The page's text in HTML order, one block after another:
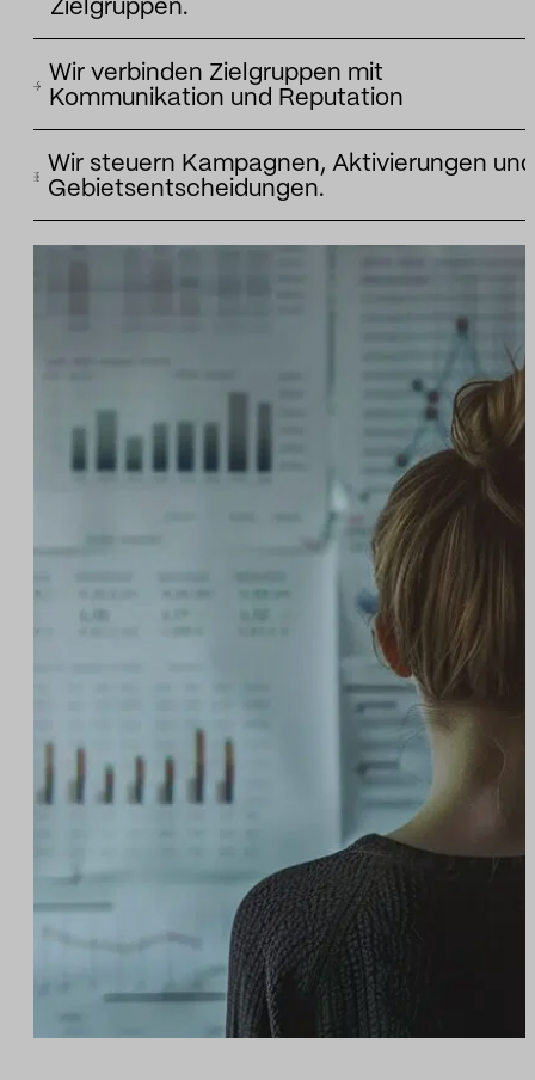
Märkten oder in Gewerbegebieten bewegen, konzentrieren
oder verteilen.
Zielgruppen.
Wir identifizieren Märkte, geografische Gebiete oder
Bevölkerungssegmente mit der größten Affinität zu einer
Kampagne, Marke, Veranstaltung oder institutionellen
Initiative.
Wir verbinden Zielgruppen mit
Kommunikation und Reputation
Wir verknüpfen Verhaltensdaten mit öffentlichen
Narrativen, Markenwahrnehmung und
Positionierungsmöglichkeiten.
Wir steuern Kampagnen, Aktivierungen und
Gebietsentscheidungen.
Wir wandeln Publikumsdaten in Empfehlungen für